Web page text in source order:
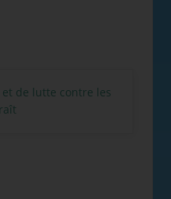
de lutte contre les